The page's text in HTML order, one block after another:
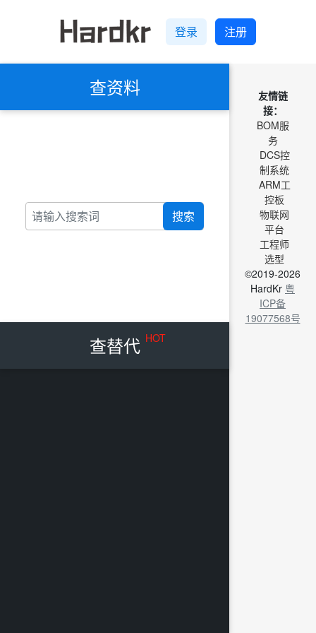
登录 注册
查资料
搜索
查替代 HOT
友情链
接：
BOM服
务
DCS控
制系统
ARM工
控板
物联网
平台
工程师
选型
©2019-2026
HardKr 粤
ICP备
19077568号